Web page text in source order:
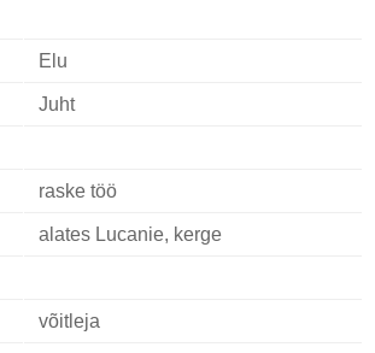
Elu
Juht
raske töö
alates Lucanie, kerge
võitleja